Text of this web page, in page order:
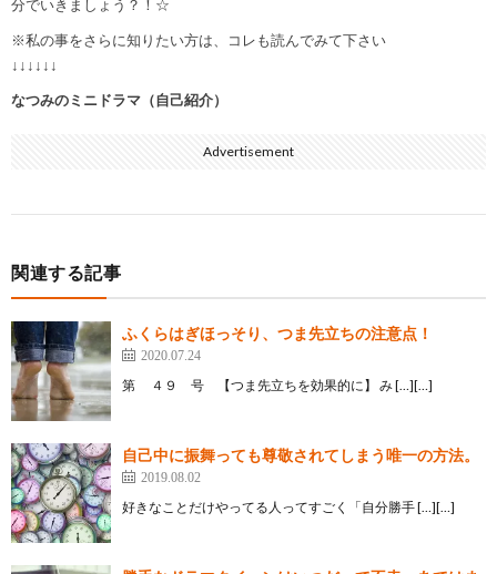
分でいきましょう？！☆
※私の事をさらに知りたい方は、コレも読んでみて下さい
↓↓↓↓↓↓
なつみのミニドラマ（自己紹介）
Advertisement
関連する記事
ふくらはぎほっそり、つま先立ちの注意点！
2020.07.24
第 ４９ 号 【つま先立ちを効果的に】 み […][…]
自己中に振舞っても尊敬されてしまう唯一の方法。
2019.08.02
好きなことだけやってる人ってすごく「自分勝手 […][…]